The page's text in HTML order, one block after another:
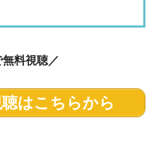
無料視聴／
はこちらから